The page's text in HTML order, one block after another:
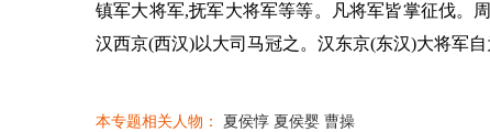
镇军大将军,抚军大将军等等。凡将军皆掌征伐。
汉西京(西汉)以大司马冠之。汉东京(东汉)大将军
本专题相关人物： 夏侯惇 夏侯婴 曹操